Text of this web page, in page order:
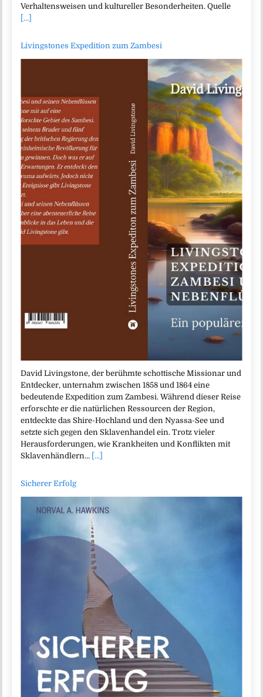
Verhaltensweisen und kultureller Besonderheiten. Quelle
[...]
Livingstones Expedition zum Zambesi
David Livingstone, der berühmte schottische Missionar und
Entdecker, unternahm zwischen 1858 und 1864 eine
bedeutende Expedition zum Zambesi. Während dieser Reise
erforschte er die natürlichen Ressourcen der Region,
entdeckte das Shire-Hochland und den Nyassa-See und
setzte sich gegen den Sklavenhandel ein. Trotz vieler
Herausforderungen, wie Krankheiten und Konflikten mit
Sklavenhändlern… [...]
Sicherer Erfolg